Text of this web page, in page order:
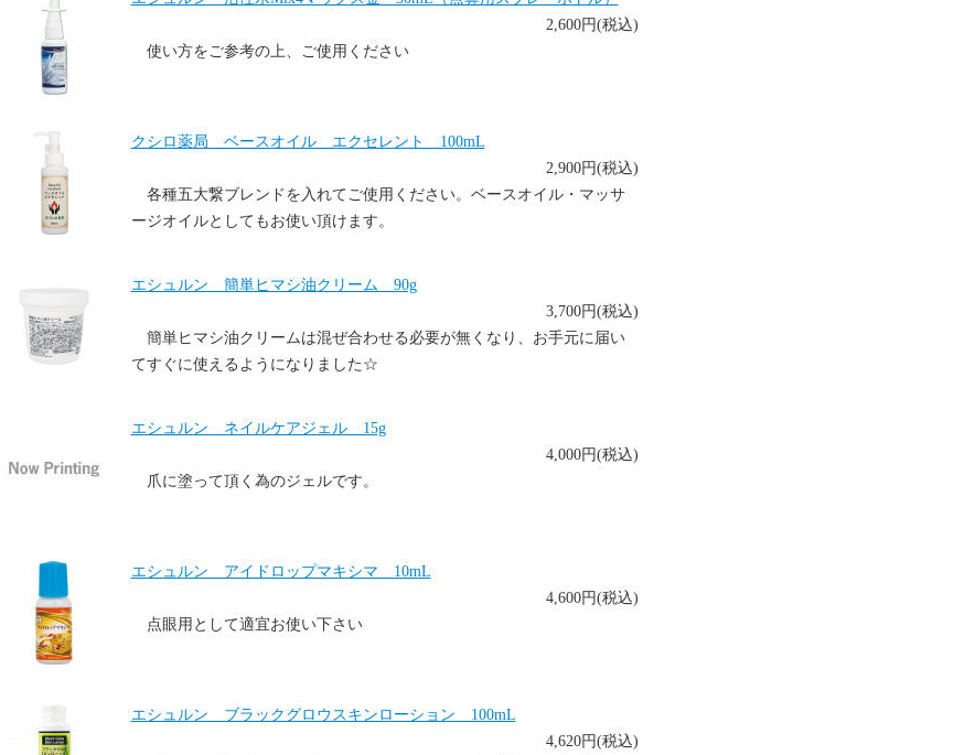
2,600円(税込)
使い方をご参考の上、ご使用ください
クシロ薬局 ベースオイル エクセレント 100mL
2,900円(税込)
各種五大繋ブレンドを入れてご使用ください。ベースオイル・マッサ
ージオイルとしてもお使い頂けます。
エシュルン 簡単ヒマシ油クリーム 90g
3,700円(税込)
簡単ヒマシ油クリームは混ぜ合わせる必要が無くなり、お手元に届い
てすぐに使えるようになりました☆
エシュルン ネイルケアジェル 15g
4,000円(税込)
爪に塗って頂く為のジェルです。
エシュルン アイドロップマキシマ 10mL
4,600円(税込)
点眼用として適宜お使い下さい
エシュルン ブラックグロウスキンローション 100mL
4,620円(税込)